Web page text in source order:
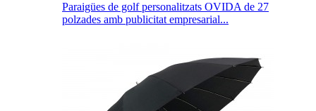
Paraigües de golf personalitzats OVIDA de 27
polzades amb publicitat empresarial...